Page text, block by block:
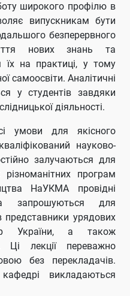
широкого профілю в
випускникам бути
безперервного
нових знань та
їх на практиці, у тому
самоосвіти. Аналітичні
у студентів завдяки
діяльності.
умови для якісного
науково-
залучаються для
програм
НаУКМА провідні
запрошуються для
представники урядових
України, а також
Ці лекції переважно
без перекладачів.
викладаються